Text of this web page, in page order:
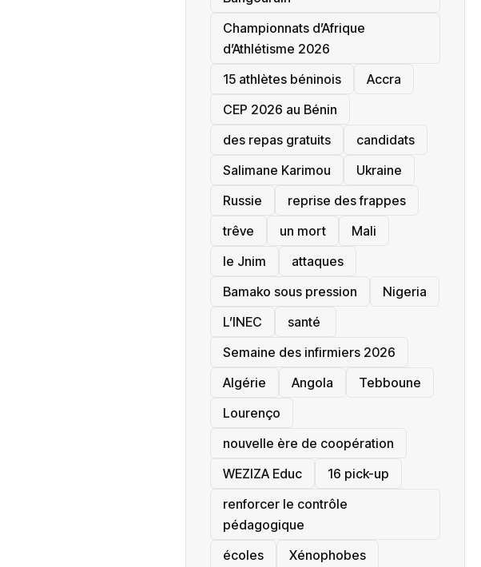
‎Championnats d’Afrique
d’Athlétisme 2026
15 athlètes béninois
Accra
‎CEP 2026 au Bénin
des repas gratuits
candidats
Salimane Karimou
Ukraine
Russie
reprise des frappes
trêve
un mort
Mali
le Jnim
attaques
Bamako sous pression
‎Nigeria
L’INEC
santé ‎
Semaine des infirmiers 2026
‎Algérie
Angola
Tebboune
Lourenço
nouvelle ère de coopération
‎WEZIZA Educ
16 pick-up
renforcer le contrôle
pédagogique
écoles
‎Xénophobes